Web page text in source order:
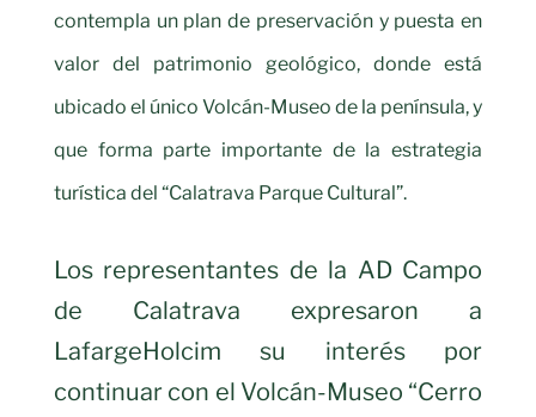
contempla un plan de preservación y puesta en
valor del patrimonio geológico, donde está
ubicado el único Volcán-Museo de la península, y
que forma parte importante de la estrategia
turística del “Calatrava Parque Cultural”.
Los representantes de la AD Campo
de Calatrava expresaron a
LafargeHolcim su interés por
continuar con el Volcán-Museo “Cerro